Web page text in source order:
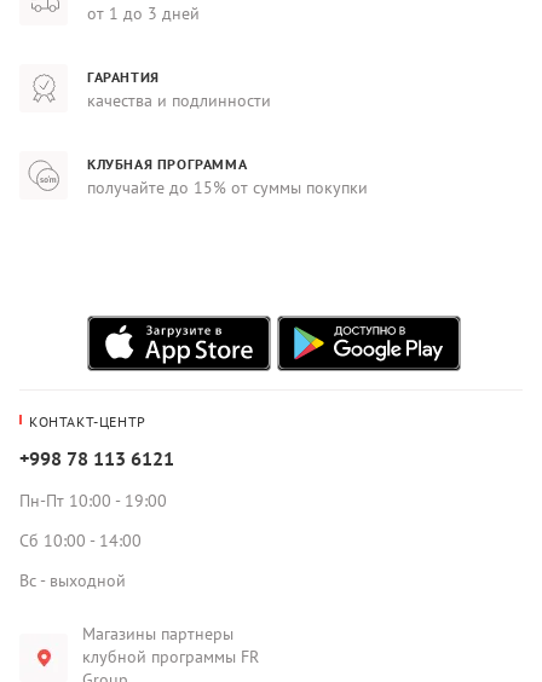
от 1 до 3 дней
ГАРАНТИЯ
качества и подлинности
КЛУБНАЯ ПРОГРАММА
получайте до 15% от суммы покупки
КОНТАКТ-ЦЕНТР
+998 78 113 6121
Пн-Пт 10:00 - 19:00
Сб 10:00 - 14:00
Вс - выходной
Магазины партнеры
клубной программы FR